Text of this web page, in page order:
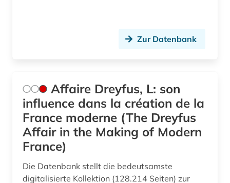
dokumentenserver (2)
dominikanische republik (1)
dritte welt (1)
Zur Datenbank
Affaire Dreyfus, L: son
influence dans la création de la
France moderne (The Dreyfus
Affair in the Making of Modern
France)
Die Datenbank stellt die bedeutsamste
digitalisierte Kollektion (128.214 Seiten) zur